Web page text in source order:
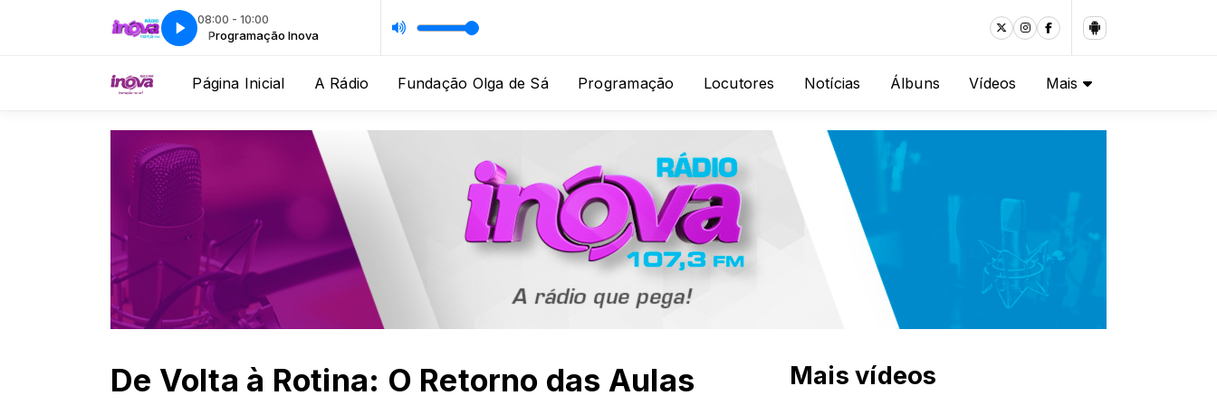
08:00 - 10:00
Programação Inova Programação Inova
Página Inicial A Rádio Fundação Olga de Sá Programação Locutores Notícias Álbuns Vídeos Mais
De Volta à Rotina: O Retorno das Aulas
Mais vídeos